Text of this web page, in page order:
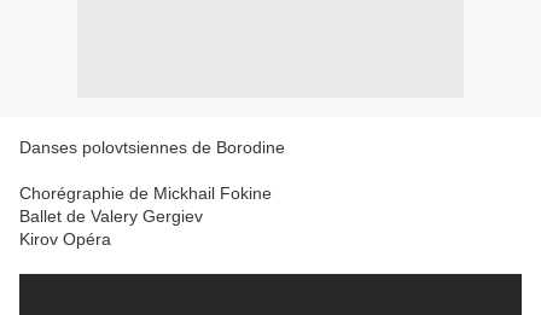
Danses polovtsiennes de Borodine
Chorégraphie de Mickhail Fokine
Ballet de Valery Gergiev
Kirov Opéra